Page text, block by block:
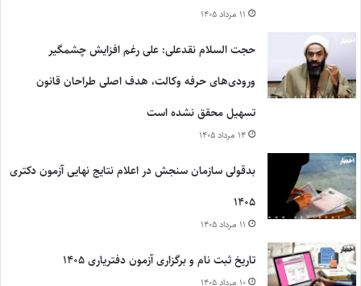
۱۱ مرداد ۱۴۰۵
حجت السلام نقدعلی: علی رغم افزایش چشمگیر
ورودی‌های حرفه وکالت، هدف اصلی طراحان قانون
تسهیل محقق نشده است
۱۴ مرداد ۱۴۰۵
بدقولی سازمان سنجش در اعلام نتایج نهایی آزمون دکتری
۱۴۰۵
۱۱ مرداد ۱۴۰۵
تاریخ ثبت نام و برگزاری آزمون دفتریاری ۱۴۰۵
۱۰ مرداد ۱۴۰۵